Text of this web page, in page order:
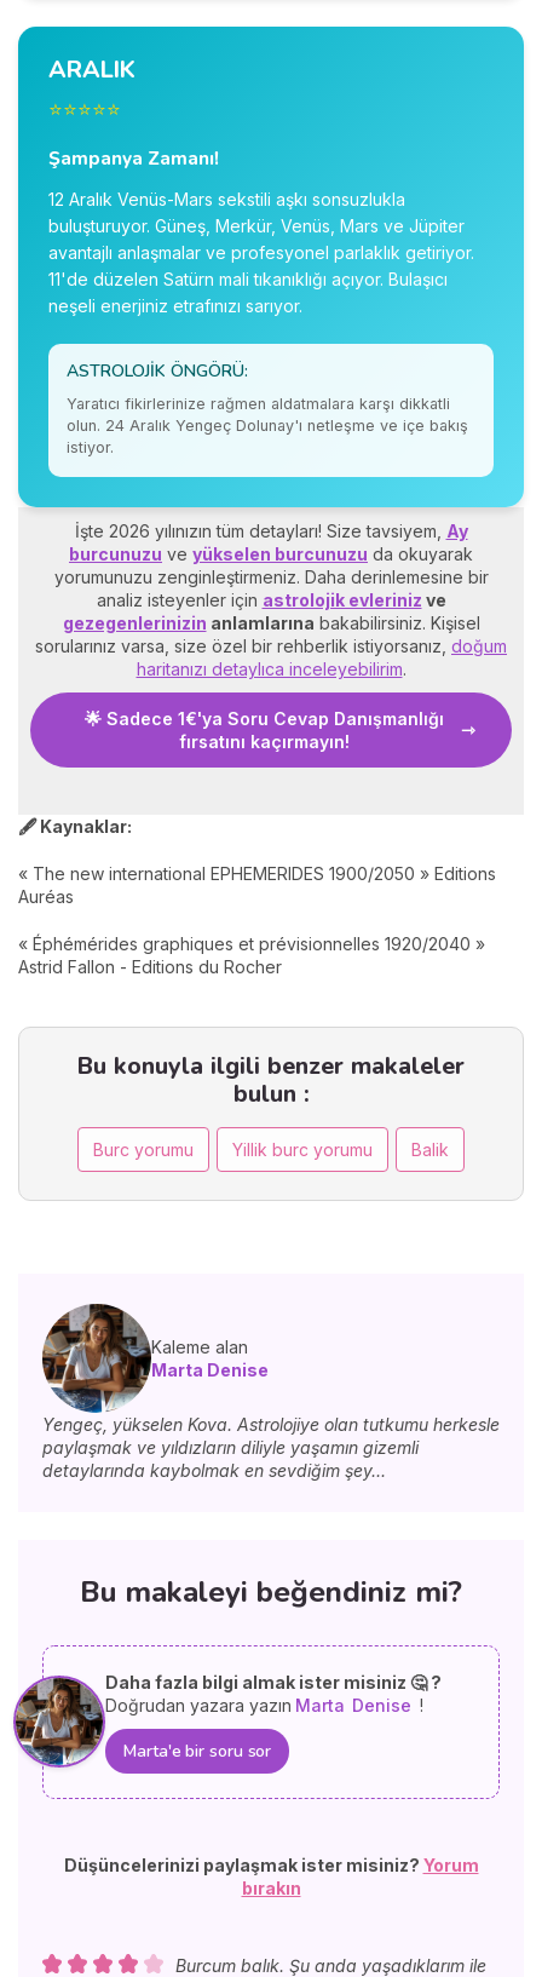
ARALIK
⭐⭐⭐⭐⭐
Şampanya Zamanı!
12 Aralık Venüs-Mars sekstili aşkı sonsuzlukla
buluşturuyor. Güneş, Merkür, Venüs, Mars ve Jüpiter
avantajlı anlaşmalar ve profesyonel parlaklık getiriyor.
11'de düzelen Satürn mali tıkanıklığı açıyor. Bulaşıcı
neşeli enerjiniz etrafınızı sarıyor.
ASTROLOJIK ÖNGÖRÜ:
Yaratıcı fikirlerinize rağmen aldatmalara karşı dikkatli
olun. 24 Aralık Yengeç Dolunay'ı netleşme ve içe bakış
istiyor.
İşte 2026 yılınızın tüm detayları! Size tavsiyem, Ay
burcunuzu ve yükselen burcunuzu da okuyarak
yorumunuzu zenginleştirmeniz. Daha derinlemesine bir
analiz isteyenler için astrolojik evleriniz ve
gezegenlerinizin anlamlarına bakabilirsiniz. Kişisel
sorularınız varsa, size özel bir rehberlik istiyorsanız, doğum
haritanızı detaylıca inceleyebilirim.
🌟 Sadece 1€'ya Soru Cevap Danışmanlığı
fırsatını kaçırmayın!
🖋️ Kaynaklar:
« The new international EPHEMERIDES 1900/2050 » Editions
Auréas
« Éphémérides graphiques et prévisionnelles 1920/2040 »
Astrid Fallon - Editions du Rocher
Bu konuyla ilgili benzer makaleler
bulun :
Burc yorumu Yillik burc yorumu Balik
Kaleme alan
Marta Denise
Yengeç, yükselen Kova. Astrolojiye olan tutkumu herkesle
paylaşmak ve yıldızların diliyle yaşamın gizemli
detaylarında kaybolmak en sevdiğim şey...
Bu makaleyi beğendiniz mi?
Daha fazla bilgi almak ister misiniz 🤔 ?
Doğrudan yazara yazın Marta Denise !
Marta'e bir soru sor
Düşüncelerinizi paylaşmak ister misiniz? Yorum
bırakın
Burcum balık. Şu anda yaşadıklarım ile